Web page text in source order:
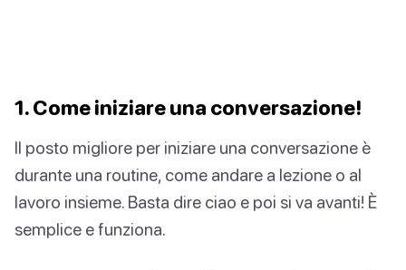
1. Come iniziare una conversazione!
Il posto migliore per iniziare una conversazione è
durante una routine, come andare a lezione o al
lavoro insieme. Basta dire ciao e poi si va avanti! È
semplice e funziona.